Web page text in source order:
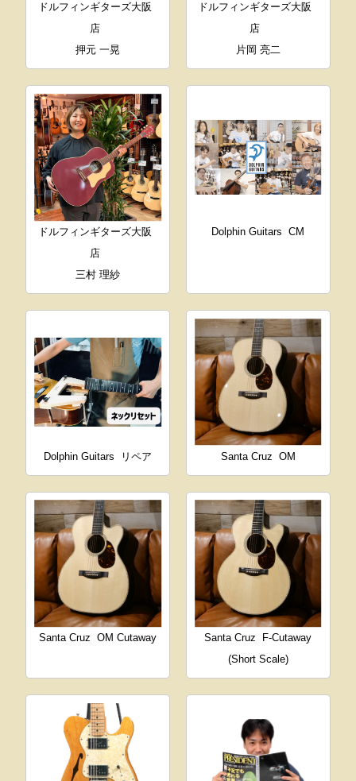
ドルフィンギターズ大阪
店
押元 一晃
ドルフィンギターズ大阪
店
片岡 亮二
ドルフィンギターズ大阪
店
三村 理紗
Dolphin Guitars CM
Dolphin Guitars リペア Santa Cruz OM
Santa Cruz OM Cutaway Santa Cruz
F-Cutaway
(Short Scale)